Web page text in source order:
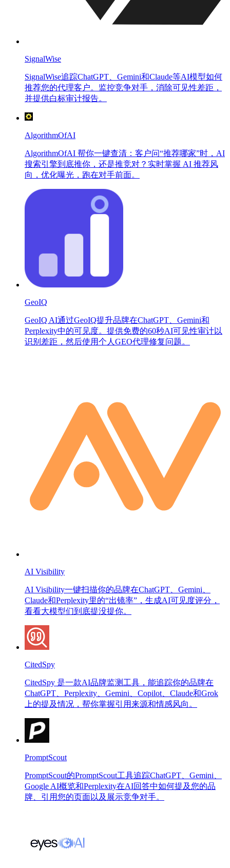
SignalWise
SignalWise追踪ChatGPT、Gemini和Claude等AI模型如何
推荐您的代理客户。监控竞争对手，消除可见性差距，
并提供白标审计报告。
AlgorithmOfAI
AlgorithmOfAI 帮你一键查清：客户问“推荐哪家”时，AI
搜索引擎到底推你，还是推竞对？实时掌握 AI 推荐风
向，优化曝光，跑在对手前面。
GeoIQ
GeoIQ AI通过GeoIQ提升品牌在ChatGPT、Gemini和
Perplexity中的可见度。提供免费的60秒AI可见性审计以
识别差距，然后使用个人GEO代理修复问题。
AI Visibility
AI Visibility一键扫描你的品牌在ChatGPT、Gemini、
Claude和Perplexity里的“出镜率”，生成AI可见度评分，
看看大模型们到底提没提你。
CitedSpy
CitedSpy 是一款AI品牌监测工具，能追踪你的品牌在
ChatGPT、Perplexity、Gemini、Copilot、Claude和Grok
上的提及情况，帮你掌握引用来源和情感风向。
PromptScout
PromptScout的PromptScout工具追踪ChatGPT、Gemini、
Google AI概览和Perplexity在AI回答中如何提及您的品
牌、引用您的页面以及展示竞争对手。